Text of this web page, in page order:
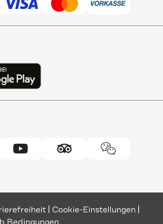
Cookie-Einstellungen